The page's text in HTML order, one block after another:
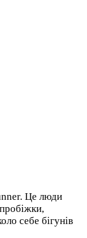
Це люди
себе бігунів